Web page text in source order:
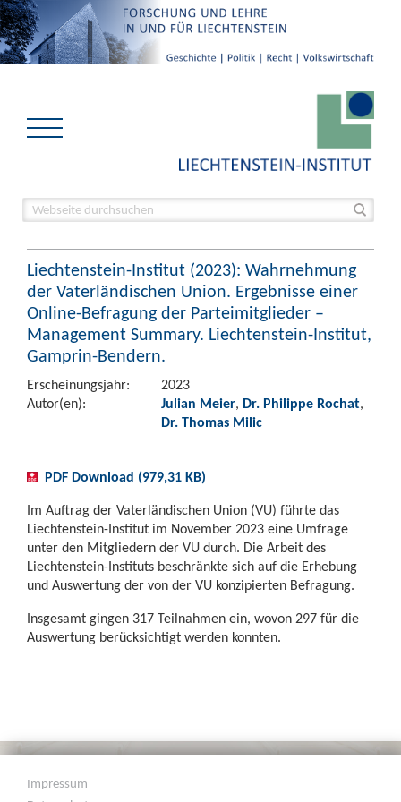
Liechtenstein-Institut (2023): Wahrnehmung
der Vaterländischen Union. Ergebnisse einer
Online-Befragung der Parteimitglieder –
Management Summary. Liechtenstein-Institut,
Gamprin-Bendern.
Erscheinungsjahr:
2023
Autor(en):
Julian Meier, Dr. Philippe Rochat,
Dr. Thomas Milic
PDF Download (979,31 KB)
Im Auftrag der Vaterländischen Union (VU) führte das
Liechtenstein-Institut im November 2023 eine Umfrage
unter den Mitgliedern der VU durch. Die Arbeit des
Liechtenstein-Instituts beschränkte sich auf die Erhebung
und Auswertung der von der VU konzipierten Befragung.
Insgesamt gingen 317 Teilnahmen ein, wovon 297 für die
Auswertung berücksichtigt werden konnten.
Impressum